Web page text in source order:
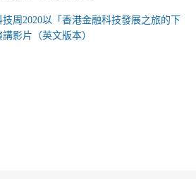
周2020以「香港金融科技發展之旅的下
影片（英文版本）